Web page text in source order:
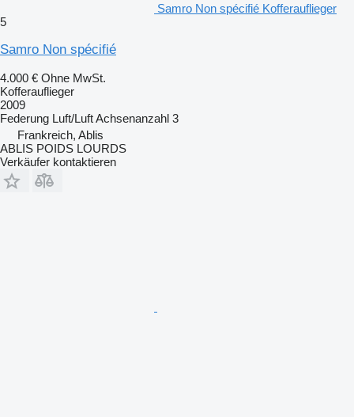
Samro Non spécifié Kofferauflieger
5
Samro Non spécifié
4.000 € Ohne MwSt.
Kofferauflieger
2009
Federung Luft/LuftAchsenanzahl 3
Frankreich, Ablis
ABLIS POIDS LOURDS
Verkäufer kontaktieren